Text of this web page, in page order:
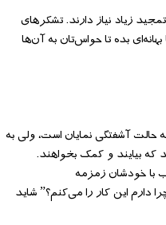
زیاد نیاز دارند. تشکرهای
بده تا حواس‌تان به آن‌ها
آشفتگی نمایان است، ولی به
بیایند و کمک بخواهند.
با خودشان زمزمه
دارم این کار را می‌کنم؟” شاید